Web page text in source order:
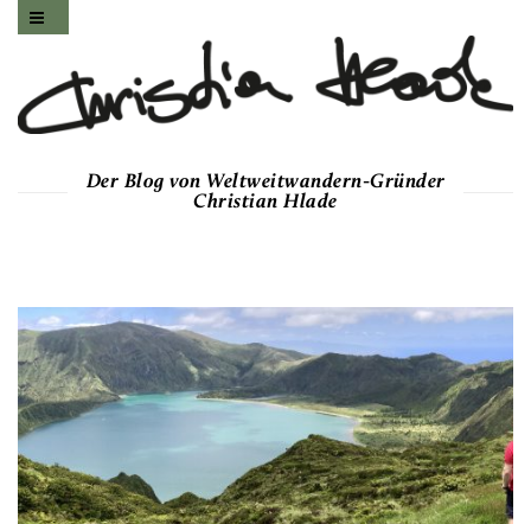
Der Blog von Weltweitwandern-Gründer
Christian Hlade